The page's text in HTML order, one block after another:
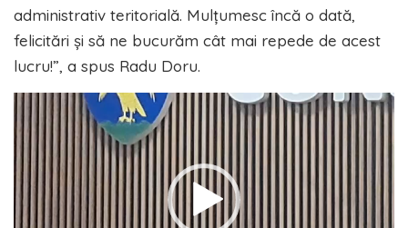
administrativ teritorială. Mulțumesc încă o dată,
felicitări și să ne bucurăm cât mai repede de acest
lucru!”, a spus Radu Doru.
Player
video